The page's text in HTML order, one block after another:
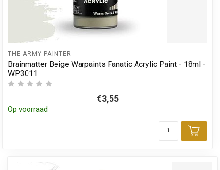
THE ARMY PAINTER
Brainmatter Beige Warpaints Fanatic Acrylic Paint - 18ml -
WP3011
€3,55
Op voorraad